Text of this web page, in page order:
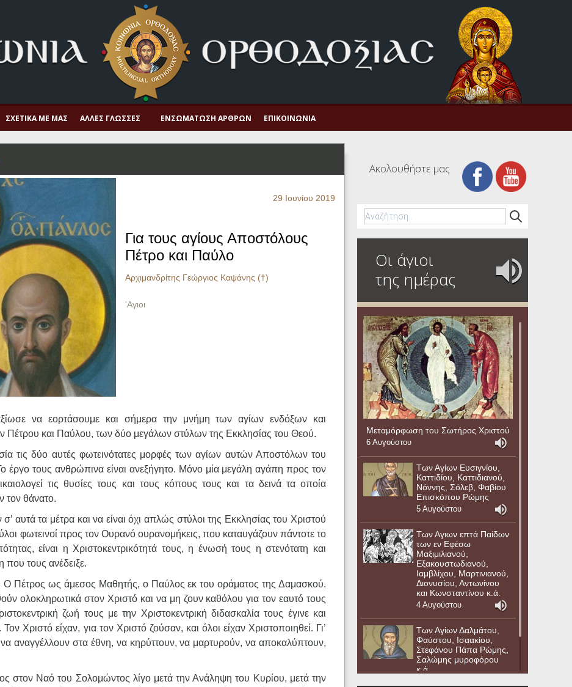
ΣΧΕΤΙΚΆ ΜΕ ΜΑΣ ΆΛΛΕΣ ΓΛΏΣΣΕΣ ΕΝΣΩΜΆΤΩΣΗ ΆΡΘΡΩΝ ΕΠΙΚΟΙΝΩΝΊΑ
29 Ιουνίου 2019
Για τους αγίους Αποστόλους
Πέτρο και Παύλο
Αρχιμανδρίτης Γεώργιος Καψάνης (†)
'Αγιοι
να εορτάσουμε και σήμερα την μνήμη των αγίων ενδόξων και
και Παύλου, των δύο μεγάλων στύλων της Εκκλησίας του Θεού.
τις δύο αυτές φωτεινότατες μορφές των αγίων αυτών Αποστόλων του
έργο τους ανθρώπινα είναι ανεξήγητο. Μόνο μία μεγάλη αγάπη προς τον
τις θυσίες τους και τους κόπους τους και τα δεινά τα οποία
τον θάνατο.
αυτά τα μέτρα και να είναι όχι απλώς στύλοι της Εκκλησίας του Χριστού
φωτεινοί προς τον Ουρανό ουρανομήκεις, που καταυγάζουν πάντοτε το
είναι η Χριστοκεντρικότητά τους, η ένωσή τους η στενότατη και
που τους ανέδειξε.
Ο Πέτρος ως άμεσος Μαθητής, ο Παύλος εκ του οράματος της Δαμασκού.
ολοκληρωτικά στον Χριστό και να μη ζουν καθόλου για τον εαυτό τους
ζωή τους με την Χριστοκεντρική διδασκαλία τους έγινε και
Χριστό είχαν, για τον Χριστό ζούσαν, και όλοι είχαν Χριστοποιηθεί. Γι’
αναγγέλλουν στα έθνη, να κηρύττουν, να μαρτυρούν, να αποκαλύπτουν,
στον Ναό του Σολομώντος λίγο μετά την Ανάληψη του Κυρίου, μετά την
Ακολουθήστε μας
Οι άγιοι
της ημέρας
Μεταμόρφωση του Σωτήρος Χριστού
6 Αυγούστου
Των Αγίων Ευσιγνίου,
Καττιδίου, Καττιδιανού,
Νόννης, Σόλεβ, Φαβίου
Επισκόπου Ρώμης
5 Αυγούστου
Των Αγιων επτά Παίδων
των εν Εφέσω
Μαξιμιλιανού,
Εξακουστωδιανού,
Ιαμβλίχου, Μαρτινιανού,
Διονυσίου, Αντωνίνου
και Κωνσταντίνου κ.ά.
4 Αυγούστου
Των Αγίων Δαλμάτου,
Φαύστου, Ισαακίου,
Στεφάνου Πάπα Ρώμης,
Σαλώμης μυροφόρου
κ.ά.